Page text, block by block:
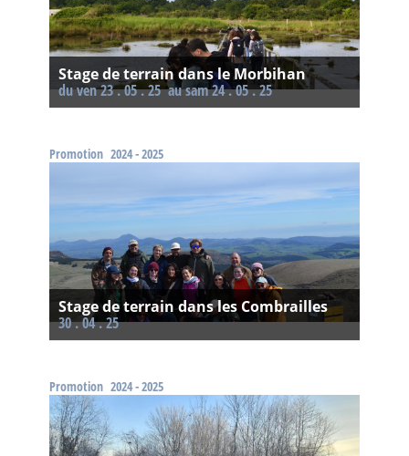
Stage de terrain dans le Morbihan
Du ven 23 . 05 . 25
au sam 24 . 05 . 25
Promotion 2024 - 2025
Stage de terrain dans les Combrailles
30 . 04 . 25
Promotion 2024 - 2025